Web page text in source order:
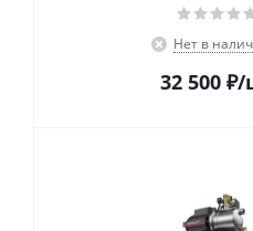
Нет в
32 500 ₽/